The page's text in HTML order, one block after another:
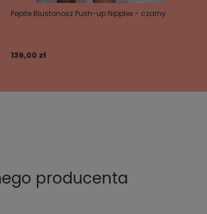
Pepite Biustonosz Push-up Nipplex - czarny
139,00 zł
producenta